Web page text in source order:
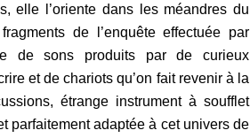
elle l’oriente dans les méandres du
de l’enquête effectuée par
de sons produits par de curieux
et de chariots qu’on fait revenir à la
étrange instrument à soufflet
parfaitement adaptée à cet univers de